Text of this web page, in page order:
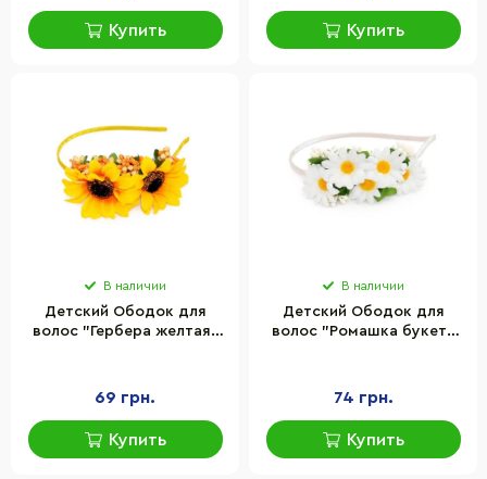
Купить Купить
В наличии
Детский Ободок для
волос "Гербера желтая"
69 грн.
Купить
В наличии
Детский Ободок для
волос "Ромашка букет"
74 грн.
Купить